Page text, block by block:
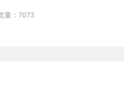
量：7073